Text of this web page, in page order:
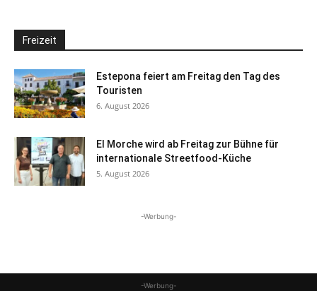
Freizeit
Estepona feiert am Freitag den Tag des
Touristen
6. August 2026
El Morche wird ab Freitag zur Bühne für
internationale Streetfood-Küche
5. August 2026
-Werbung-
-Werbung-